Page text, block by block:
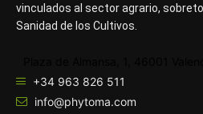
vinculados al sector agrario,
Sanidad de los Cultivos.
+34 963 826 511
info@phytoma.com